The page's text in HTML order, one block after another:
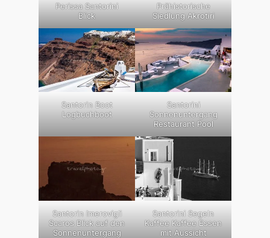
Perissa Santorini
Blick
Prähistorische
Siedlung Akrotiri
Santorin Boot
Logbuchboot
Santorini
Sonnenuntergang
Restaurant Pool
Santorin Imerovigli
Scaros Blick auf den
Sonnenuntergang
Santorini Segeln
Kaffee Kaffee Essen
mit Aussicht